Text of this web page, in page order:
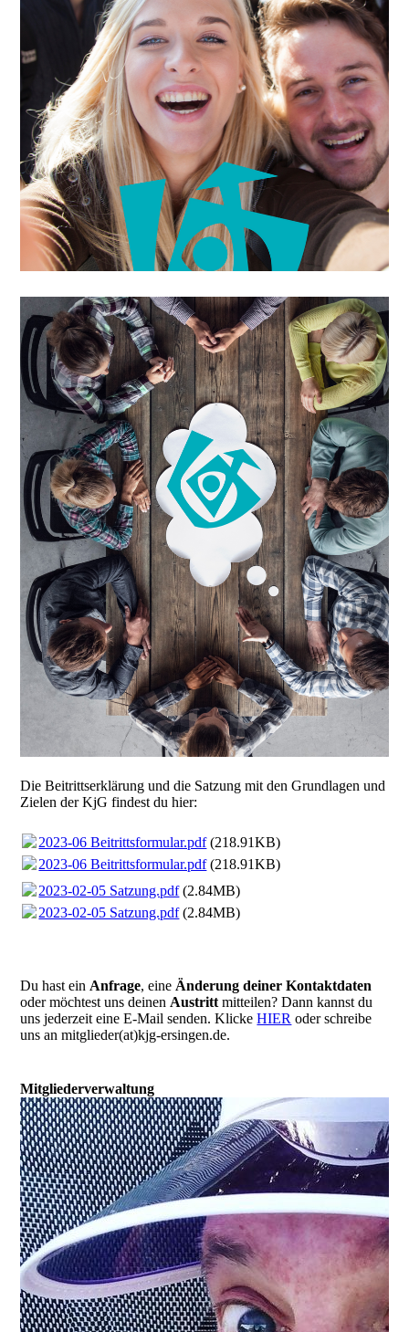
Die Beitrittserklärung und die Satzung mit den Grundlagen und
Zielen der KjG findest du hier:
2023-06 Beitrittsformular.pdf(218.91KB)
2023-06 Beitrittsformular.pdf(218.91KB)
2023-02-05 Satzung.pdf(2.84MB)
2023-02-05 Satzung.pdf(2.84MB)
Du hast ein Anfrage, eine Änderung deiner Kontaktdaten
oder möchtest uns deinen Austritt mitteilen? Dann kannst du
uns jederzeit eine E-Mail senden. KlickeHIER oder schreibe
uns an mitglieder(at)kjg-ersingen.de.
Mitgliederverwaltung